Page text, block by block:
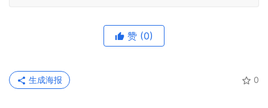
赞 (0)
0
生成海报